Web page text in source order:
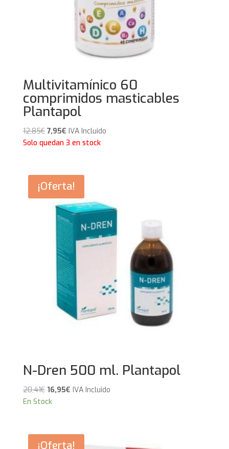
Multivitamínico 60
comprimidos masticables
Plantapol
12,85€ El
precio
12,85€.
7,95€El
precio
7,95€.
IVA Incluido
Solo quedan 3 en stock
¡Oferta!
N-Dren 500 ml. Plantapol
20,41€ El
precio
20,41€.
16,95€El
16,95€.
IVA Incluido
En Stock
¡Oferta!